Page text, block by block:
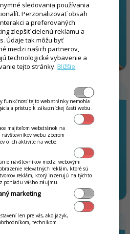
sledovania používania
Perzonalizovať obsah
a preferovaných
zlepšiť cielenú reklamu a
Údaje tak môžu byť
medzi našich partnerov,
technologické vybavenie a
tejto stránky.Bližšie
funkčnosť tejto web stránky nemohla
a prístup k zákazníckej časti webu.
majiteľom webstránok na
webu zberom
o ich aktivite na webe.
návštevníkov medzi webovými
relevatných reklám, ktoré sú
reklám, ktorý inzerujú na týchto
pohľadu vášho záujmu.
marketing
len pre vás, ako jazyk,
technikom.